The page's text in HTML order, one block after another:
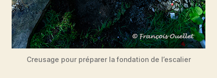
Creusage pour préparer la fondation de l’escalier